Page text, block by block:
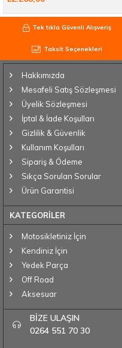
Tek tıkla Güvenli Alışveriş
Taksit Seçenekleri
Hakkımızda
Mesafeli Satış Sözleşmesi
Üyelik Sözleşmesi
İptal & İade Koşulları
Gizlilik & Güvenlik
Kullanım Koşulları
Sipariş & Ödeme
Sıkça Sorulan Sorular
Ürün Garantisi
KATEGORİLER
Motosikletiniz İçin
Kendiniz İçin
Yedek Parça
Off Road
Aksesuar
BİZE ULAŞIN
0264 551 70 30